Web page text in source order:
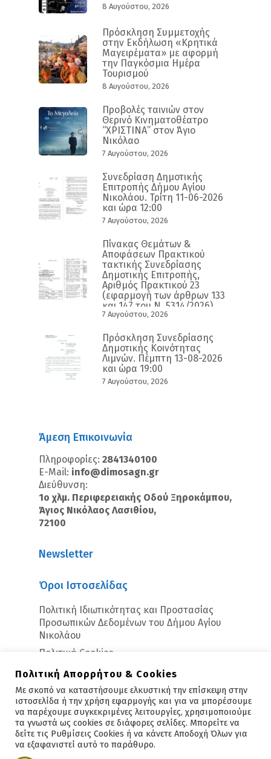
8 Αυγούστου, 2026
Πρόσκληση Συμμετοχής
στην Εκδήλωση «Κρητικά
Μαγειρέματα» με αφορμή
την Παγκόσμια Ημέρα
Τουρισμού
8 Αυγούστου, 2026
Προβολές ταινιών στον
Θερινό Κινηματοθέατρο
“ΧΡΙΣΤΙΝΑ” στον Άγιο
Νικόλαο
7 Αυγούστου, 2026
Συνεδρίαση Δημοτικής
Επιτροπής Δήμου Αγίου
Νικολάου. Τρίτη 11-06-2026
και ώρα 12:00
7 Αυγούστου, 2026
Πίνακας Θεμάτων &
Αποφάσεων Πρακτικού
τακτικής Συνεδρίασης
Δημοτικής Επιτροπής,
Αριθμός Πρακτικού 23
(εφαρμογή των άρθρων 133
και 147 του Ν. 5314/2026)
7 Αυγούστου, 2026
Πρόσκληση Συνεδρίασης
Δημοτικής Κοινότητας
Λιμνών. Πέμπτη 13-08-2026
και ώρα 19:00
7 Αυγούστου, 2026
Άμεση Επικοινωνία
Πληροφορίες: 2841340100
E-Mail: info@dimosagn.gr
Διεύθυνση:
1ο χλμ. Περιφερειακής Οδού Ξηροκάμπου,
Άγιος Νικόλαος Λασιθίου,
72100
Newsletter
Όροι Ιστοσελίδας
Πολιτική Ιδιωτικότητας και Προστασίας
Προσωπικών Δεδομένων του Δήμου Αγίου
Νικολάου
Πολιτική Cookies
Copyright © 2026 - Άγιος Νικόλαος
Υλοποίηση:Polis Suite
Πολιτική Απορρήτου & Cookies
Με σκοπό να καταστήσουμε ελκυστική την επίσκεψη στην
ιστοσελίδα ή την χρήση εφαρμογής και για να μπορέσουμε
να παρέχουμε συγκεκριμένες λειτουργίες, χρησιμοποιούμε
τα γνωστά ως cookies σε διάφορες σελίδες. Μπορείτε να
δείτε τις Ρυθμίσεις Cookies ή να κάνετε Αποδοχή Όλων για
να εξαφανιστεί αυτό το παράθυρο.